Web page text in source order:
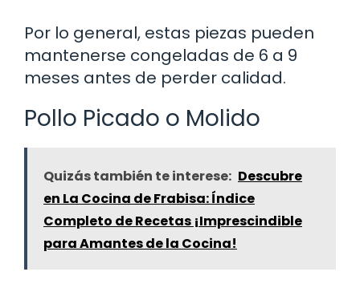
Por lo general, estas piezas pueden
mantenerse congeladas de 6 a 9
meses antes de perder calidad.
Pollo Picado o Molido
Quizás también te interese: Descubre
en La Cocina de Frabisa: Índice
Completo de Recetas ¡Imprescindible
para Amantes de la Cocina!